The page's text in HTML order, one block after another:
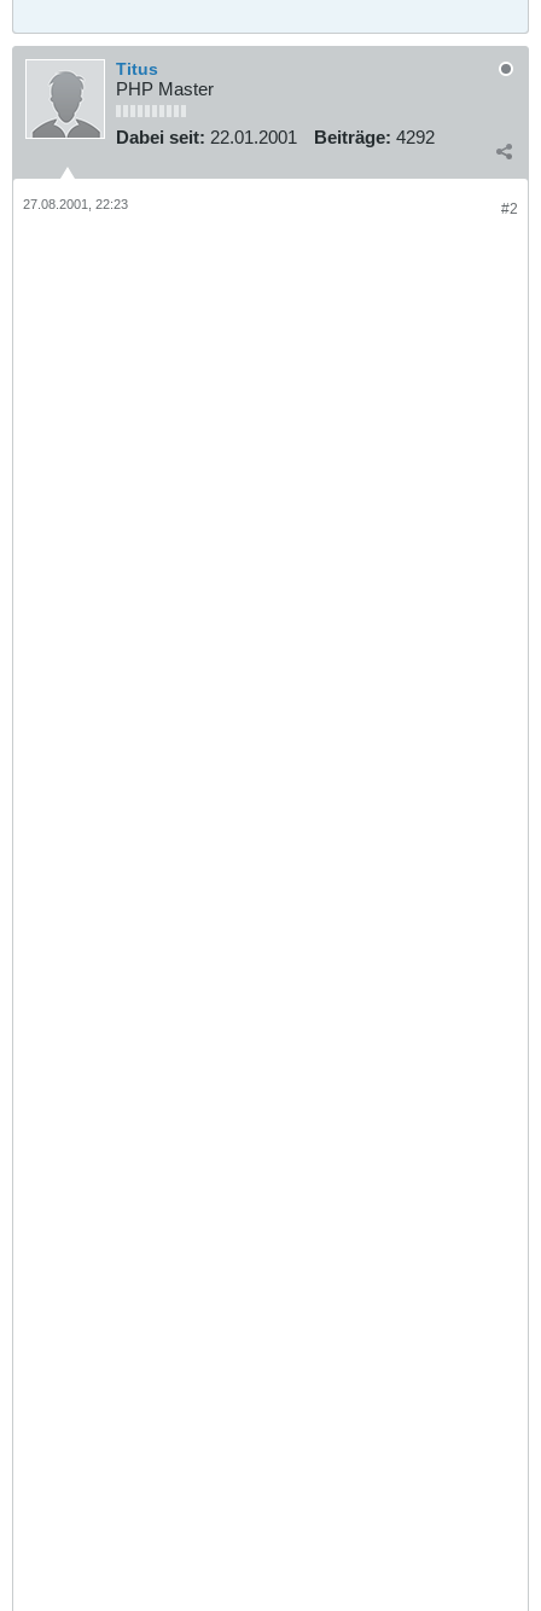
Titus
PHP Master
Dabei seit: 22.01.2001 Beiträge: 4292
#2
27.08.2001, 22:23